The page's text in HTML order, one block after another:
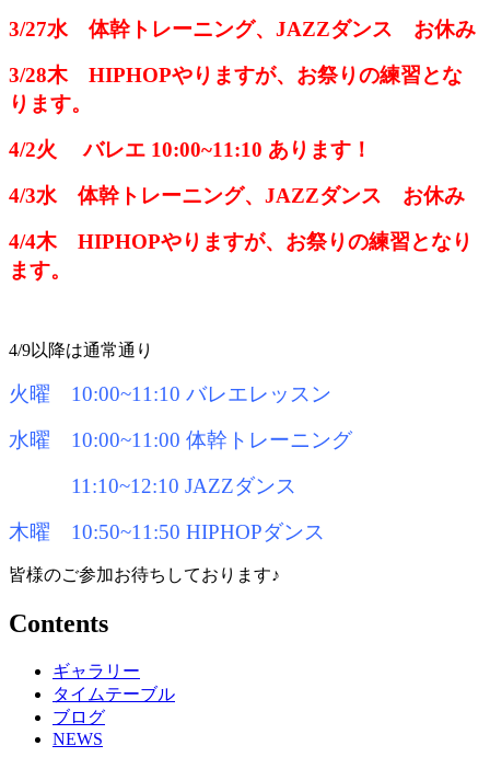
3/27水 体幹トレーニング、JAZZダンス お休み
3/28木 HIPHOPやりますが、お祭りの練習とな
ります。
4/2火 バレエ 10:00~11:10 あります！
4/3水 体幹トレーニング、JAZZダンス お休み
4/4木 HIPHOPやりますが、お祭りの練習となり
ます。
4/9以降は通常通り
火曜 10:00~11:10 バレエレッスン
水曜 10:00~11:00 体幹トレーニング
11:10~12:10 JAZZダンス
木曜 10:50~11:50 HIPHOPダンス
皆様のご参加お待ちしております♪
Contents
ギャラリー
タイムテーブル
ブログ
NEWS